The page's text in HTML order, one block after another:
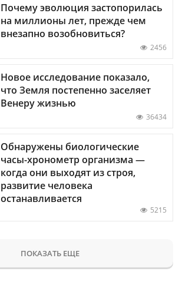
Почему эволюция застопорилась
на миллионы лет, прежде чем
внезапно возобновиться?
2456
Новое исследование показало,
что Земля постепенно заселяет
Венеру жизнью
36434
Обнаружены биологические
часы-хронометр организма —
когда они выходят из строя,
развитие человека
останавливается
5215
ПОКАЗАТЬ ЕЩЕ